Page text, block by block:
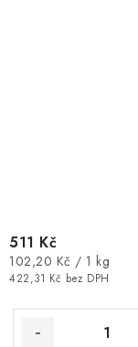
422,31 Kč bez DPH
511 Kč
Měrná
cena:
102,20 Kč / 1 kg